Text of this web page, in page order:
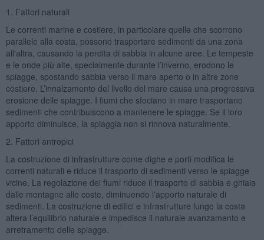
1. Fattori naturali
Le correnti marine e costiere, in particolare quelle che scorrono
parallele alla costa, possono trasportare sedimenti da una zona
all'altra, causando la perdita di sabbia in alcune aree. Le tempeste
e le onde più alte, specialmente durante l’inverno, erodono le
spiagge, spostando sabbia verso il mare aperto o in altre zone
costiere. L’innalzamento del livello del mare causa una progressiva
erosione delle spiagge. I fiumi che sfociano in mare trasportano
sedimenti che contribuiscono a mantenere le spiagge. Se il loro
apporto diminuisce, la spiaggia non si rinnova naturalmente.
2. Fattori antropici
La costruzione di infrastrutture come dighe e porti modifica le
correnti naturali e riduce il trasporto di sedimenti verso le spiagge
vicine. La regolazione dei fiumi riduce il trasporto di sabbia e ghiaia
dalle montagne alle coste, diminuendo l'apporto naturale di
sedimenti. La costruzione di edifici e infrastrutture lungo la costa
altera l’equilibrio naturale e impedisce il naturale avanzamento e
arretramento delle spiagge.